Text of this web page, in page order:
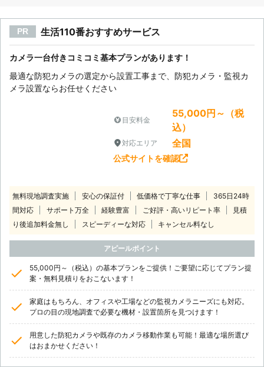
PR 生活110番おすすめサービス
カメラ一台付きコミコミ基本プランがあります！
最適な防犯カメラの選定から設置工事まで、防犯カメラ・監視カ
メラ設置ならお任せください
目安料金
55,000円～（税
込）
対応エリア 全国
公式サイトを確認
無料現地調査実施 安心の保証付 低価格で丁寧な仕事
365日24時
間対応
サポート万全 経験豊富 ご好評・高いリピート率
見積
り後追加料金無し
スピーディーな対応 キャンセル料なし
アピールポイント
55,000円～（税込）の基本プランをご提供！ご要望に応じてプラン提
案・無料見積りをおこないます！
家庭はもちろん、オフィスや工場などの監視カメラニーズにも対応。
プロの目の現地調査で必要な機材・設置箇所を見つけます！
用意した防犯カメラや既存のカメラ移動作業も可能！最適な場所選び
はおまかせください！